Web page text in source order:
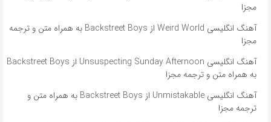
مجزا
آهنگ انگلیسی Weird World از Backstreet Boys به همراه متن و ترجمه
مجزا
آهنگ انگلیسی Unsuspecting Sunday Afternoon از Backstreet Boys
به همراه متن و ترجمه مجزا
آهنگ انگلیسی Unmistakable از Backstreet Boys به همراه متن و
ترجمه مجزا